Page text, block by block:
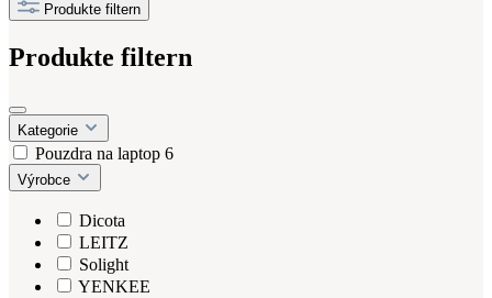
Produkte filtern
Produkte filtern
Kategorie
Pouzdra na laptop 6
Výrobce
Dicota
LEITZ
Solight
YENKEE